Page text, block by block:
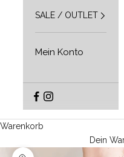
SALE / OUTLET
Mein Konto
Warenkorb
Dein